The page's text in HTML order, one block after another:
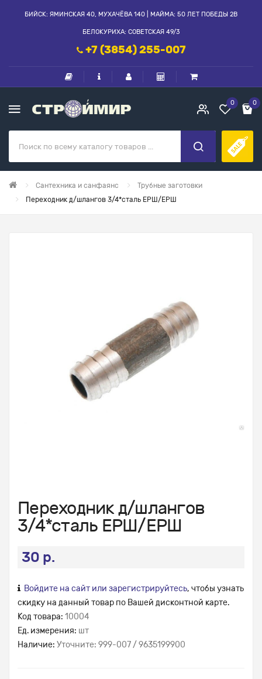
БИЙСК: ЯМИНСКАЯ 40, МУХАЧЁВА 140 | МАЙМА: 50 ЛЕТ ПОБЕДЫ 2В
БЕЛОКУРИХА: СОВЕТСКАЯ 49/3
+7 (3854) 255-007
0 0
Сантехника и санфаянс
Трубные заготовки
Переходник д/шлангов 3/4*сталь ЕРШ/ЕРШ
Переходник д/шлангов
3/4*сталь ЕРШ/ЕРШ
30 р.
Войдите на сайт или зарегистрируйтесь, чтобы узнать
скидку на данный товар по Вашей дисконтной карте.
Код товара: 10004
Ед. измерения: шт
Наличие: Уточните: 999-007 / 9635199900